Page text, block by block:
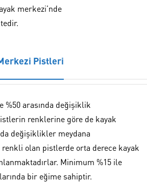
merkezi’nde
Pistleri
%50 arasında değişiklik
renklerine göre de kayak
değişiklikler meydana
olan pistlerde orta derece kayak
Minimum %15 ile
bir eğime sahiptir.